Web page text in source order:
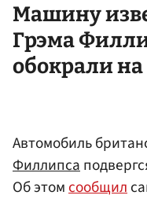
Машину
Грэма
обокрали
Автомобиль
Филлипса
Об этомсообщил